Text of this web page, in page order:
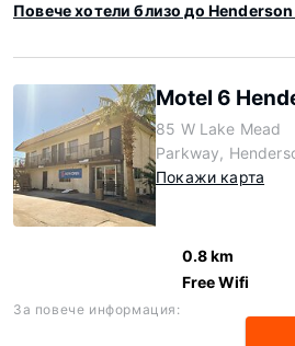
Повече хотели близо до
Motel 6
85 W Lake Mead
Parkway,
Покажи карта
0.8 km
Free Wifi
За повече информация: